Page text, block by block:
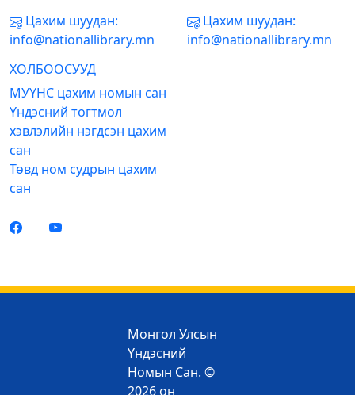
Цахим шуудан:
info@nationallibrary.mn
Цахим шуудан:
info@nationallibrary.mn
ХОЛБООСУУД
МУҮНС цахим номын сан
Үндэсний тогтмол
хэвлэлийн нэгдсэн цахим
сан
Төвд ном судрын цахим
сан
Монгол Улсын
Үндэсний
Номын Сан. ©
2026 он